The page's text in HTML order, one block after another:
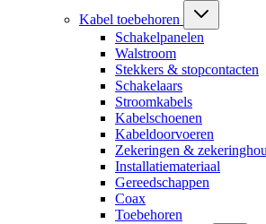
Kabel toebehoren
Schakelpanelen
Walstroom
Stekkers & stopcontacten
Schakelaars
Stroomkabels
Kabelschoenen
Kabeldoorvoeren
Zekeringen &
Installatiemateriaal
Gereedschappen
Coax
Toebehoren